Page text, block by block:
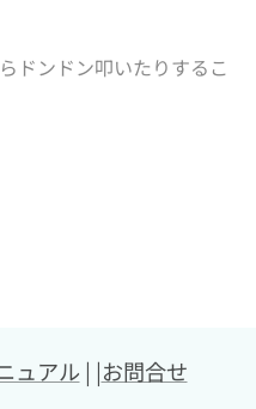
ドンドン叩いたりするこ
ュアル | |お問合せ